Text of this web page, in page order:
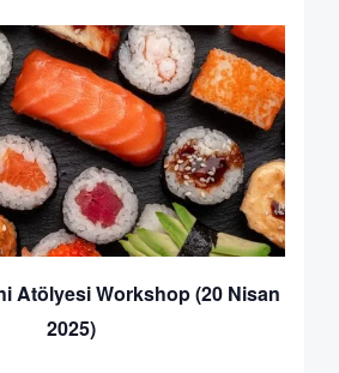
Atölyesi Workshop (20 Nisan
2025)